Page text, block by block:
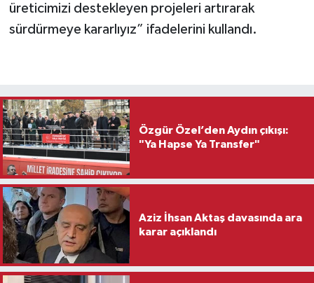
üreticimizi destekleyen projeleri artırarak
sürdürmeye kararlıyız” ifadelerini kullandı.
Özgür Özel’den Aydın çıkışı:
"Ya Hapse Ya Transfer"
Aziz İhsan Aktaş davasında ara
karar açıklandı